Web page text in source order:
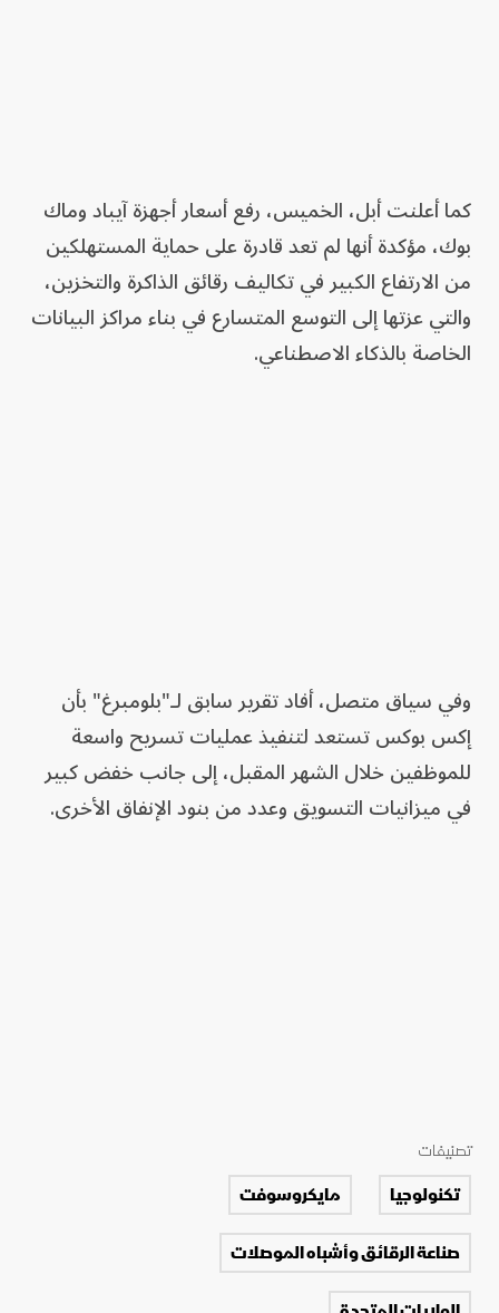
كما أعلنت أبل، الخميس، رفع أسعار أجهزة آيباد وماك
بوك، مؤكدة أنها لم تعد قادرة على حماية المستهلكين
من الارتفاع الكبير في تكاليف رقائق الذاكرة والتخزين،
والتي عزتها إلى التوسع المتسارع في بناء مراكز البيانات
الخاصة بالذكاء الاصطناعي.
وفي سياق متصل، أفاد تقرير سابق لـ"بلومبرغ" بأن
إكس بوكس تستعد لتنفيذ عمليات تسريح واسعة
للموظفين خلال الشهر المقبل، إلى جانب خفض كبير
في ميزانيات التسويق وعدد من بنود الإنفاق الأخرى.
تصنيفات
تكنولوجيا
مايكروسوفت
صناعة الرقائق وأشباه الموصلات